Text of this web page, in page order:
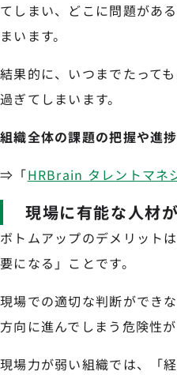
てしまい、どこに問題があ
まいます。
結果的に、いつまでたって
過ぎてしまいます。
組織全体の課題の把握や進
⇒「HRBrain タレントマネ
現場に有能な人材
ボトムアップのデメリット
要になる」ことです。
現場での適切な判断ができ
方向に進んでしまう危険性が
現場力が弱い組織では、「